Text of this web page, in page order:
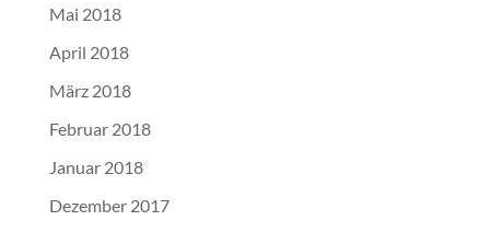
Mai 2018
April 2018
März 2018
Februar 2018
Januar 2018
Dezember 2017